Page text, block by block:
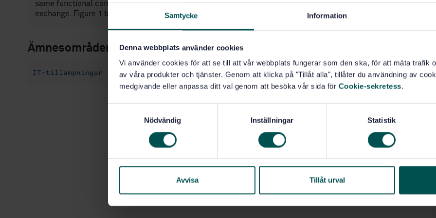
Samtycke Information
Denna webbplats använder cookies
Vi använder cookies för att se till att vår webbplats fungerar som den ska, för att mäta trafik
av våra produkter och tjänster. Genom att klicka på "Tillåt alla", tillåter du användning av
medgivande eller anpassa ditt val genom att besöka vår sida för Cookie-sekretess.
s
Nödvändig Inställningar Statistik
Avvisa Tillåt urval
same functional content to be exchanged using different transport mechanisms, and different patterns of
exchange. Figure 1 below shows this diagrammatically.
Ämnesområden
IT-tillämpningar inom transport (35.240.60)